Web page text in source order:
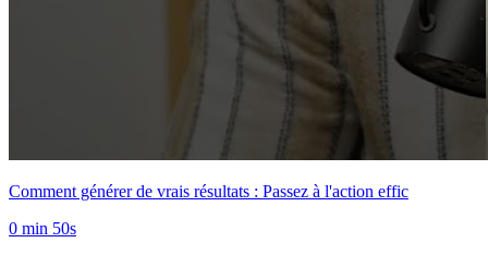
Comment générer de vrais résultats : Passez à l'action effic
0 min 50s